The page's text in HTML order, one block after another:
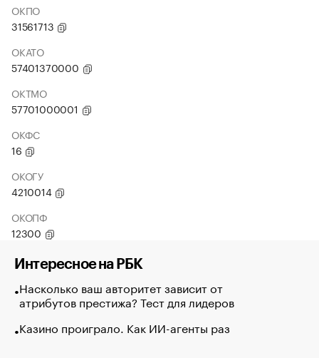
ОКПО
31561713
ОКАТО
57401370000
ОКТМО
57701000001
ОКФС
16
ОКОГУ
4210014
ОКОПФ
12300
Интересное на РБК
Насколько ваш авторитет зависит от
атрибутов престижа? Тест для лидеров
Казино проиграло. Как ИИ-агенты раз